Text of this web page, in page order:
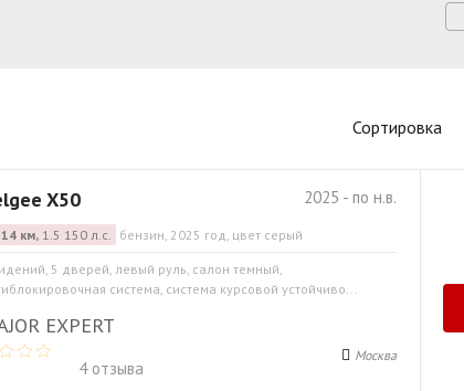
Сортировка
2025 - по н.в.
X50
км,1.5 150 л.с. бензин, 2025 год, цвет серый
5 дверей, левый руль, салон темный,
система, система курсовой устойчиво...
EXPERT
4 отзыва
Москва